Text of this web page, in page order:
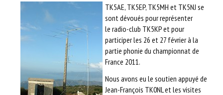
RECHERCHER
TK5AE, TK5EP, TK5MH et TK5NJ se
sont dévoués pour représenter
le radio-club TK5KP et pour
participer les 26 et 27 février à la
partie phonie du championnat de
France 2011.
Nous avons eu le soutien appuyé de
Jean-François TK0NL et les visites